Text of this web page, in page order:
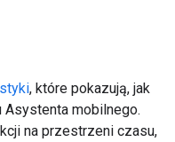
, które pokazują, jak
Asystenta mobilnego.
na przestrzeni czasu,